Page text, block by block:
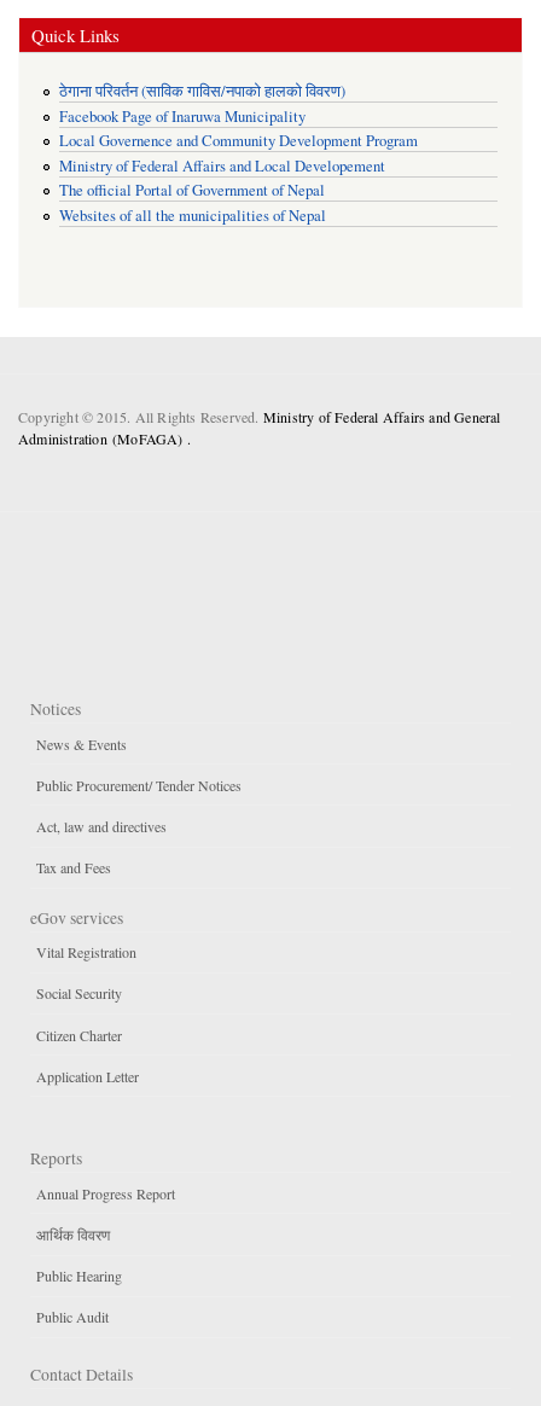
Quick Links
ठेगाना परिवर्तन (साविक गाविस/नपाको हालको विवरण)
Facebook Page of Inaruwa Municipality
Local Governence and Community Development Program
Ministry of Federal Affairs and Local Developement
The official Portal of Government of Nepal
Websites of all the municipalities of Nepal
Copyright © 2015. All Rights Reserved. Ministry of Federal Affairs and General
Administration (MoFAGA) .
Notices
News & Events
Public Procurement/ Tender Notices
Act, law and directives
Tax and Fees
eGov services
Vital Registration
Social Security
Citizen Charter
Application Letter
Reports
Annual Progress Report
आर्थिक विवरण
Public Hearing
Public Audit
Contact Details